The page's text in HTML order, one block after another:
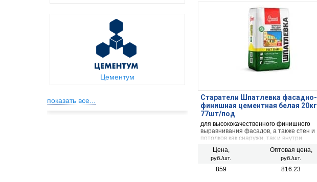
Цементум
показать все...
Старатели Шпатлевка фасадно-
финишная цементная белая 20кг
77шт/под
для высококачественного финишного
выравнивания фасадов, а также стен и
потолков как снаружи, так и внутри
и неотапливаемых.
Цена,
руб./шт.
Оптовая цена,
руб./шт.
859 816.23